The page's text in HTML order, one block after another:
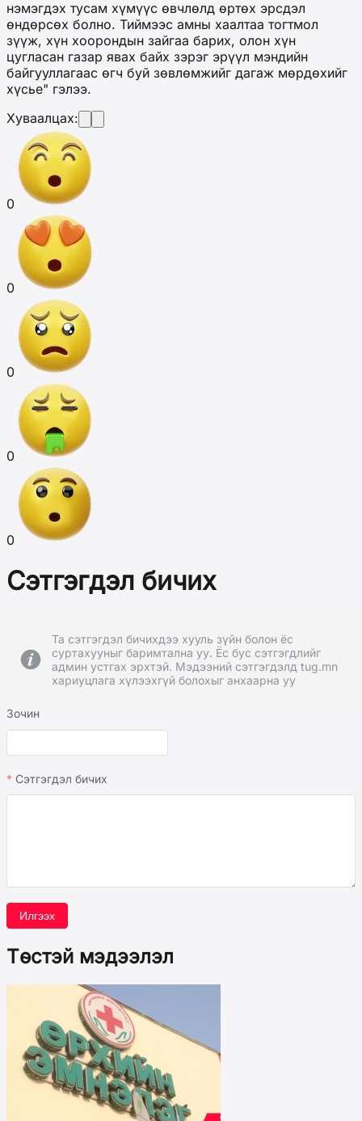
нэмэгдэх тусам хүмүүс өвчлөлд өртөх эрсдэл
өндөрсөх болно. Тиймээс амны хаалтаа тогтмол
зүүж, хүн хоорондын зайгаа барих, олон хүн
цугласан газар явах байх зэрэг эрүүл мэндийн
байгууллагаас өгч буй зөвлөмжийг дагаж мөрдөхийг
хүсье" гэлээ.
Хуваалцах:
0
0
0
0
0
Сэтгэгдэл бичих
Та сэтгэгдэл бичихдээ хууль зүйн болон ёс
суртахууныг баримтална уу. Ёс бус сэтгэгдлийг
админ устгах эрхтэй. Мэдээний сэтгэгдэлд tug.mn
хариуцлага хүлээхгүй болохыг анхаарна уу
Зочин
Сэтгэгдэл бичих
Илгээх
Төстэй мэдээлэл